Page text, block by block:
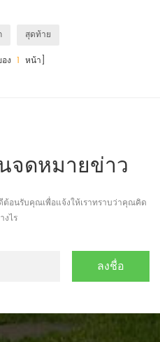
สุดท้าย
ง 1 หน้า]
จดหมายข่าว
อนรับคุณเพื่อแจ้งให้เราทราบว่าคุณคิด
งไร